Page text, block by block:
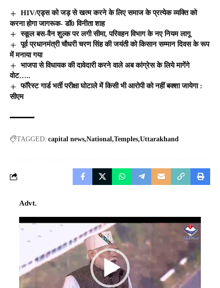
HIV/एड्स को जड़ से खत्म करने के लिए समाज के प्रत्येक व्यक्ति को
करना होगा जागरूक- डॉ0 विनीता शाह
स्कूल बस-वैन शुल्क पर लगी सीमा, परिवहन विभाग के नए नियम लागू
पूर्व प्रधानमंत्री चौधरी चरण सिंह की जयंती को किसान सम्मान दिवस के रूप
में मनाया गया
भाजपा से विधायक की दावेदारी करने वाले अब कांग्रेस के लिये मागेंगे
वोट…..
फॉरेस्ट गार्ड भर्ती परीक्षा घोटाले में किसी भी आरोपी को नहीं बक्शा जायेगा :
सीएम
TAGGED: capital news National Temples Uttarakhand
Advt.
Video